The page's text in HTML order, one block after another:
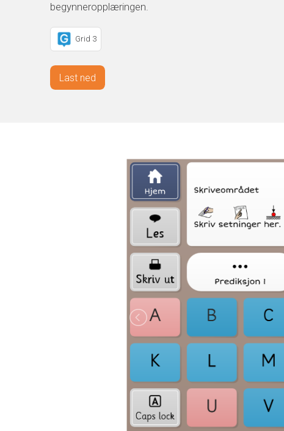
begynneropplæringen.
Grid 3
Last ned